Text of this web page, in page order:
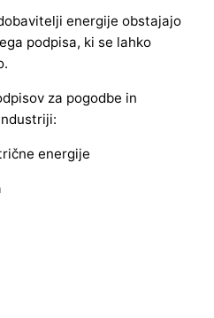
energije obstajajo
podpisa, ki se lahko
za pogodbe in
energije